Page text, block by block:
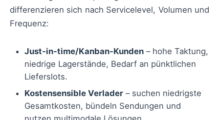
differenzieren sich nach Servicelevel, Volumen und
Frequenz:
Just‑in‑time/Kanban‑Kunden – hohe Taktung,
niedrige Lagerstände, Bedarf an pünktlichen
Lieferslots.
Kostensensible Verlader – suchen niedrigste
Gesamtkosten, bündeln Sendungen und